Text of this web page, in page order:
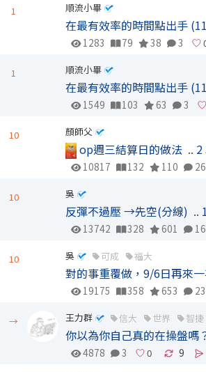
1 順流小畢
在最有效率的時間點出手
1283 79 38 3
1 順流小畢
在最有效率的時間點出手
1549 103 63 3
10 顏師父
op週三結算日的做法 .. 2
10817 132 110 26
10 吳
反彈不過壓 →先空(分線) ..
13742 328 601
10 吳 可成 福大
對的事重覆做，9/6日再來
19175 358 653
→ 王力群 信大 世界 智捷
你以為你自己真的在操盤嗎
4878 3 9